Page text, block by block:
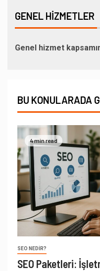
GENEL HIZMETLER
Genel hizmet
BU KONULARADA
4 min read
SEO NEDIR?
SEO Paketleri: